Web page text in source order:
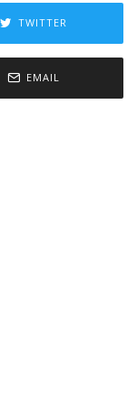
TWITTER
EMAIL